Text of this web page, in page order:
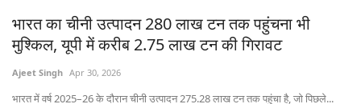
Agribusiness
भारत का चीनी उत्पादन 280 लाख टन तक पहुंचना भी
मुश्किल, यूपी में करीब 2.75 लाख टन की गिरावट
Ajeet Singh Apr 30, 2026
भारत में वर्ष 2025–26 के दौरान चीनी उत्पादन 275.28 लाख टन तक पहुंचा है, जो पिछले...